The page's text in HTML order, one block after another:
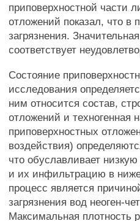
приповерхностной части
отложений показал, что в
загрязнения.
соответствует
Состояние
исследования
ним относится состав,
отложений и техногенная
приповерхностных
воздействия)
что обуславливает
и их инфильтрацию в
процесс является
загрязнения вод неоген-
Максимальная плотность